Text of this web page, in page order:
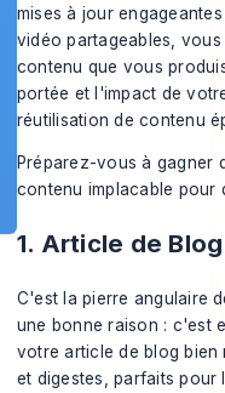
mises à jour
vidéo partageables,
contenu que vous
portée et l'impact de
réutilisation de contenu
Préparez-vous à gagner
contenu implacable pour
1. Article de
C'est la pierre angulaire
une bonne raison : c'est
votre article de blog bien
et digestes, parfaits pour